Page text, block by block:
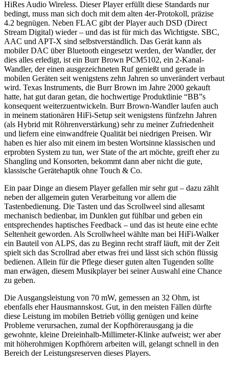
HiRes Audio Wireless. Dieser Player erfüllt diese Standards nur
bedingt, muss man sich doch mit dem alten 4er-Protokoll, präzise
4.2 begnügen. Neben FLAC gibt der Player auch DSD (Direct
Stream Digital) wieder – und das ist für mich das Wichtigste. SBC,
AAC und APT-X sind selbstverständlich. Das Gerät kann als
mobiler DAC über Bluetooth eingesetzt werden, der Wandler, der
dies alles erledigt, ist ein Burr Brown PCM5102, ein 2-Kanal-
Wandler, der einen ausgezeichneten Ruf genießt und gerade in
mobilen Geräten seit wenigstens zehn Jahren so unverändert verbaut
wird. Texas Instruments, die Burr Brown im Jahre 2000 gekauft
hatte, hat gut daran getan, die hochwertige Produktlinie “BB”s
konsequent weiterzuentwickeln. Burr Brown-Wandler laufen auch
in meinem stationären HiFi-Setup seit wenigstens fünfzehn Jahren
(als Hybrid mit Röhrenverstärkung) sehr zu meiner Zufriedenheit
und liefern eine einwandfreie Qualität bei niedrigen Preisen. Wir
haben es hier also mit einem im besten Wortsinne klassischen und
erprobten System zu tun, wer State of the art möchte, greift eher zu
Shangling und Konsorten, bekommt dann aber nicht die gute,
klassische Gerätehaptik ohne Touch & Co.
Ein paar Dinge an diesem Player gefallen mir sehr gut – dazu zählt
neben der allgemein guten Verarbeitung vor allem die
Tastenbedienung. Die Tasten und das Scrollweel sind allesamt
mechanisch bedienbar, im Dunklen gut fühlbar und geben ein
entsprechendes haptisches Feedback – und das ist heute eine echte
Seltenheit geworden. Als Scrollwheel wählte man bei HiFi-Walker
ein Bauteil von ALPS, das zu Beginn recht straff läuft, mit der Zeit
spielt sich das Scrollrad aber etwas frei und lässt sich schön flüssig
bedienen. Allein für die Pflege dieser guten alten Tugenden sollte
man erwägen, diesem Musikplayer bei seiner Auswahl eine Chance
zu geben.
Die Ausgangsleistung von 70 mW, gemessen an 32 Ohm, ist
ebenfalls eher Hausmannskost. Gut, in den meisten Fällen dürfte
diese Leistung im mobilen Betrieb völlig genügen und keine
Probleme verursachen, zumal der Kopfhörerausgang ja die
gewohnte, kleine Dreieinhalb-Millimeter-Klinke aufweist; wer aber
mit höherohmigen Kopfhörern arbeiten will, gelangt schnell in den
Bereich der Leistungsreserven dieses Players.